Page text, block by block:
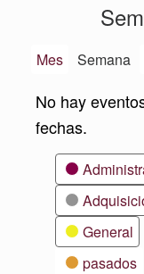
Mes Semana
No hay
fechas.
Categorías
General
pasados